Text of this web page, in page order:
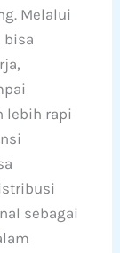
Melalui
bisa
lebih rapi
sebagai